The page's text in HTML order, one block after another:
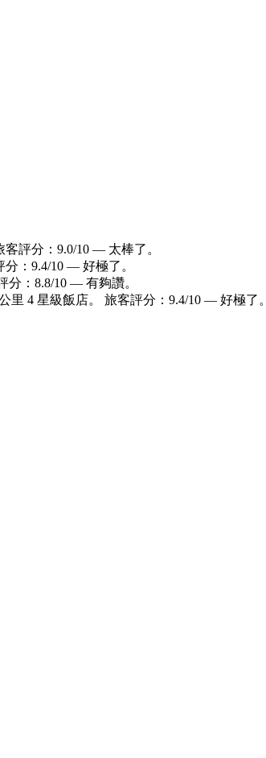
評分：9.0/10 — 太棒了。
：9.4/10 — 好極了。
：8.8/10 — 有夠讚。
4 星級飯店。 旅客評分：9.4/10 — 好極了。